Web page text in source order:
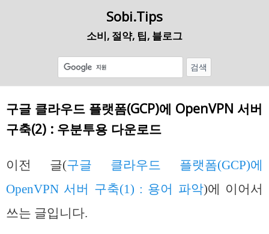
Sobi.Tips
소비, 절약, 팁, 블로그
구글 클라우드 플랫폼(GCP)에 OpenVPN 서버
구축(2) : 우분투용 다운로드
이전 글(구글 클라우드 플랫폼(GCP)에
OpenVPN 서버 구축(1) : 용어 파악)에 이어서
쓰는 글입니다.